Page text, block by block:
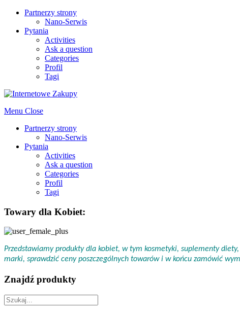
Partnerzy strony
Nano-Serwis
Pytania
Activities
Ask a question
Categories
Profil
Tagi
Menu Close
Partnerzy strony
Nano-Serwis
Pytania
Activities
Ask a question
Categories
Profil
Tagi
Towary dla Kobiet:
Przedstawiamy produkty dla kobiet, w tym kosmetyki, suplementy
marki, sprawdzić ceny poszczególnych towarów i w końcu zamówić
Znajdź produkty